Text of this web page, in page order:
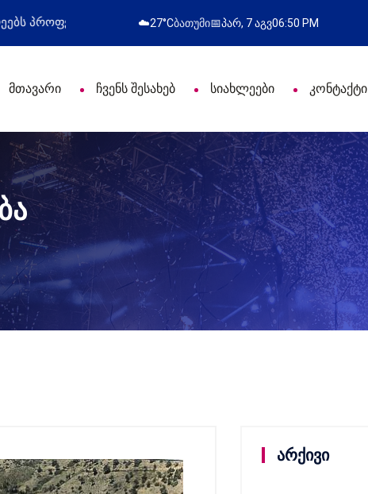
წარმატებული გამოსვლა
☁️27°Cბათუმი📅პარ, 7 აგვ06:50 PM
მთავარი ჩვენს შესახებ სიახლეები კონტაქტი
არქივი